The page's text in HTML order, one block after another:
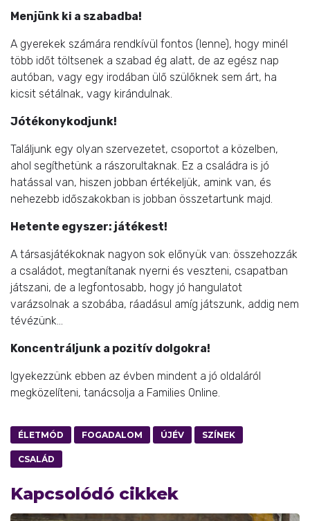
Menjünk ki a szabadba!
A gyerekek számára rendkívül fontos (lenne), hogy minél
több időt töltsenek a szabad ég alatt, de az egész nap
autóban, vagy egy irodában ülő szülőknek sem árt, ha
kicsit sétálnak, vagy kirándulnak.
Jótékonykodjunk!
Találjunk egy olyan szervezetet, csoportot a közelben,
ahol segíthetünk a rászorultaknak. Ez a családra is jó
hatással van, hiszen jobban értékeljük, amink van, és
nehezebb időszakokban is jobban összetartunk majd.
Hetente egyszer: játékest!
A társasjátékoknak nagyon sok előnyük van: összehozzák
a családot, megtanítanak nyerni és veszteni, csapatban
játszani, de a legfontosabb, hogy jó hangulatot
varázsolnak a szobába, ráadásul amíg játszunk, addig nem
tévézünk…
Koncentráljunk a pozitív dolgokra!
Igyekezzünk ebben az évben mindent a jó oldaláról
megközelíteni, tanácsolja a Families Online.
ÉLETMÓD FOGADALOM ÚJÉV SZÍNEK
CSALÁD
Kapcsolódó cikkek